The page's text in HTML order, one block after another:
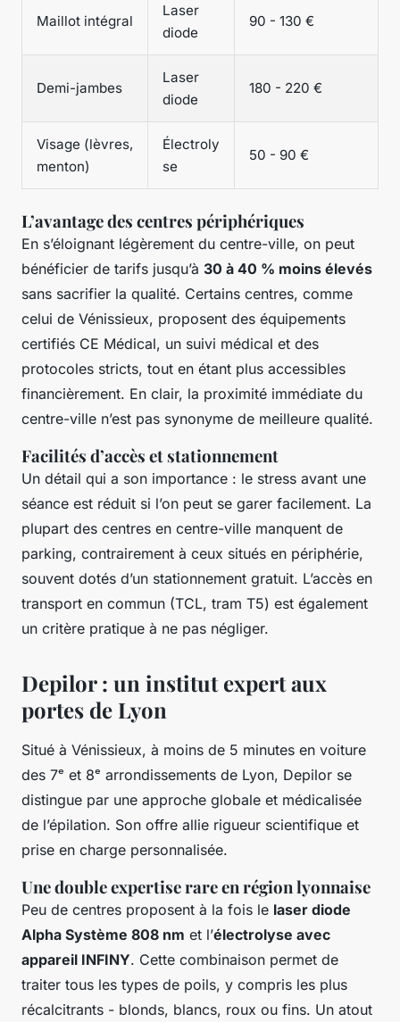
Maillot intégral
Laser
diode
90 - 130 €
Demi-jambes
Laser
diode
180 - 220 €
Visage (lèvres,
menton)
Électroly
se
50 - 90 €
L’avantage des centres périphériques
En s’éloignant légèrement du centre-ville, on peut
bénéficier de tarifs jusqu’à 30 à 40 % moins élevés
sans sacrifier la qualité. Certains centres, comme
celui de Vénissieux, proposent des équipements
certifiés CE Médical, un suivi médical et des
protocoles stricts, tout en étant plus accessibles
financièrement. En clair, la proximité immédiate du
centre-ville n’est pas synonyme de meilleure qualité.
Facilités d’accès et stationnement
Un détail qui a son importance : le stress avant une
séance est réduit si l’on peut se garer facilement. La
plupart des centres en centre-ville manquent de
parking, contrairement à ceux situés en périphérie,
souvent dotés d’un stationnement gratuit. L’accès en
transport en commun (TCL, tram T5) est également
un critère pratique à ne pas négliger.
Depilor : un institut expert aux
portes de Lyon
Situé à Vénissieux, à moins de 5 minutes en voiture
des 7ᵉ et 8ᵉ arrondissements de Lyon, Depilor se
distingue par une approche globale et médicalisée
de l’épilation. Son offre allie rigueur scientifique et
prise en charge personnalisée.
Une double expertise rare en région lyonnaise
Peu de centres proposent à la fois le laser diode
Alpha Système 808 nm et l’électrolyse avec
appareil INFINY. Cette combinaison permet de
traiter tous les types de poils, y compris les plus
récalcitrants - blonds, blancs, roux ou fins. Un atout